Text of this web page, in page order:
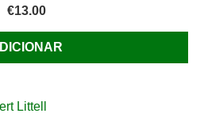
€13.00